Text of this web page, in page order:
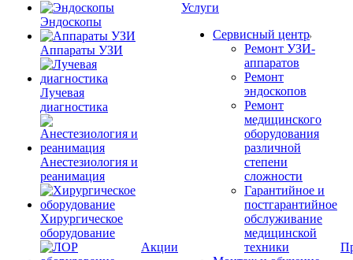
Эндоскопы
Аппараты УЗИ
Лучевая
диагностика
Анестезиология и
реанимация
Хирургическое
оборудование
Акции
Услуги
Сервисный центр
Ремонт УЗИ-
аппаратов
Ремонт
эндоскопов
Ремонт
медицинского
оборудования
различной
степени
сложности
Гарантийное и
постгарантийное
обслуживание
медицинской
техники